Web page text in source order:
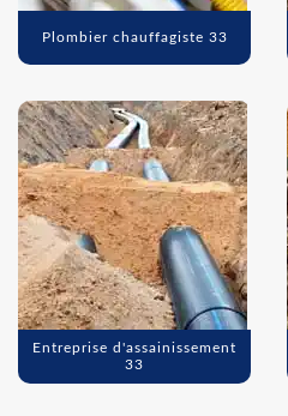
Plombier chauffagiste 33
Entreprise d'assainissement
33